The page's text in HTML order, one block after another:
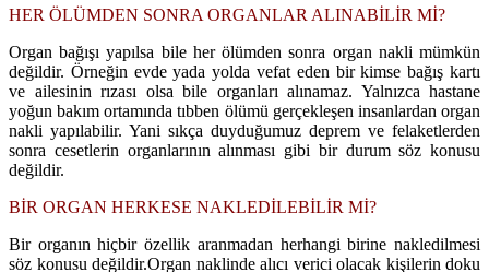
HER ÖLÜMDEN SONRA ORGANLAR ALINABİLİR Mİ?
Organ bağışı yapılsa bile her ölümden sonra organ nakli mümkün
değildir. Örneğin evde yada yolda vefat eden bir kimse bağış kartı
ve ailesinin rızası olsa bile organları alınamaz. Yalnızca hastane
yoğun bakım ortamında tıbben ölümü gerçekleşen insanlardan organ
nakli yapılabilir. Yani sıkça duyduğumuz deprem ve felaketlerden
sonra cesetlerin organlarının alınması gibi bir durum söz konusu
değildir.
BİR ORGAN HERKESE NAKLEDİLEBİLİR Mİ?
Bir organın hiçbir özellik aranmadan herhangi birine nakledilmesi
söz konusu değildir.Organ naklinde alıcı verici olacak kişilerin doku